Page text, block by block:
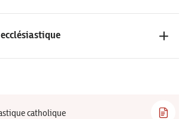
catholique